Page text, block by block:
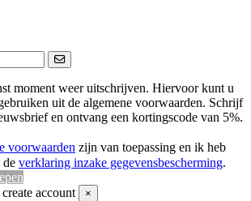
moment weer uitschrijven. Hiervoor kunt u
uit de algemene voorwaarden. Schrijf
en ontvang een kortingscode van 5%.
voorwaarden zijn van toepassing en ik heb
de verklaring inzake gegevensbescherming.
account
×